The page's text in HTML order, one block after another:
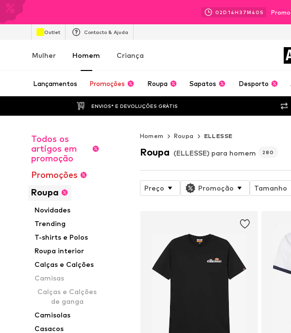
02D 14H 37M 37 S
Outlet Contacto & Ajuda
Mulher Homem Criança
Lançamentos Promoções Roupa Sapatos Desporto
ENVIOS* E DEVOLUÇÕES GRÁTIS
Todos os
artigos em
promoção
Promoções
Roupa
Novidades
Trending
T-shirts e Polos
Roupa interior
Calças e Calções
Camisas
Calças e Calções
de ganga
Camisolas
Casacos
Homem Roupa ELLESSE
Roupa (ELLESSE) para homem 280
Preço Promoção Tamanho